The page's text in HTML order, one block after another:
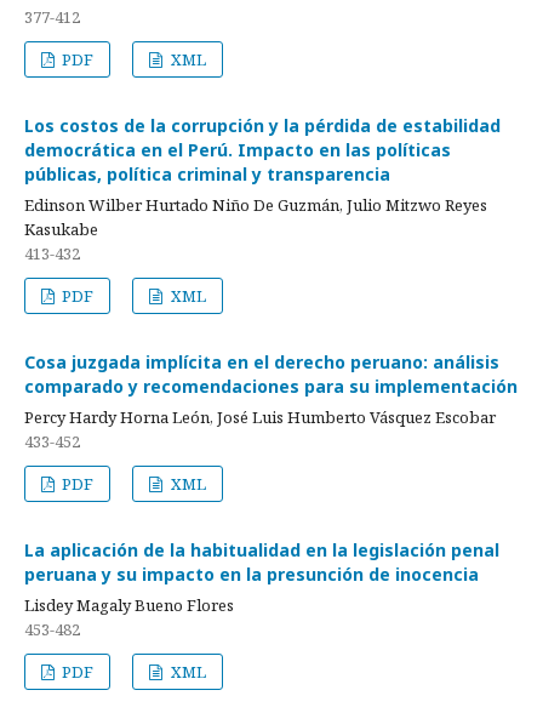
377-412
PDF
XML
Los costos de la corrupción y la pérdida de estabilidad
democrática en el Perú. Impacto en las políticas
públicas, política criminal y transparencia
Edinson Wilber Hurtado Niño De Guzmán, Julio Mitzwo Reyes
Kasukabe
413-432
PDF
XML
Cosa juzgada implícita en el derecho peruano: análisis
comparado y recomendaciones para su implementación
Percy Hardy Horna León, José Luis Humberto Vásquez Escobar
433-452
PDF
XML
La aplicación de la habitualidad en la legislación penal
peruana y su impacto en la presunción de inocencia
Lisdey Magaly Bueno Flores
453-482
PDF
XML